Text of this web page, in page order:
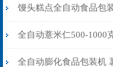
食品包装机定制
馒头糕点全自动食品包
可充氮气
全自动薏米仁500-1000
品包装机设备
全自动膨化食品包装机